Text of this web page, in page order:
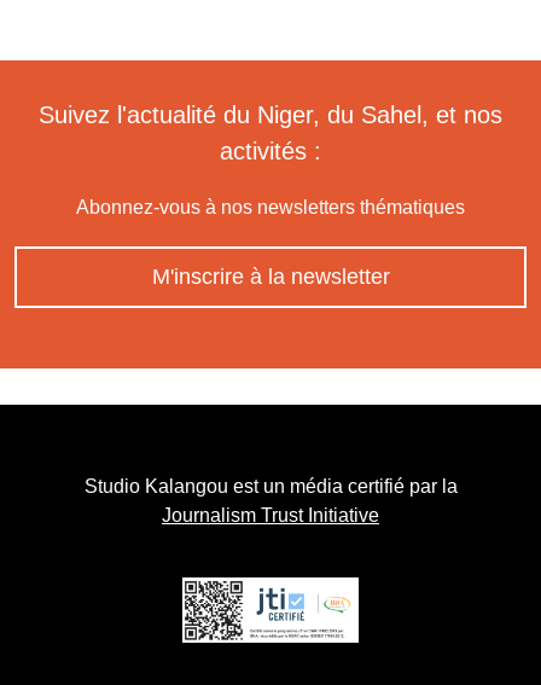
Suivez l'actualité du Niger, du Sahel, et nos
activités :
Abonnez-vous à nos newsletters thématiques
M'inscrire à la newsletter
Studio Kalangou est un média certifié par la
Journalism Trust Initiative